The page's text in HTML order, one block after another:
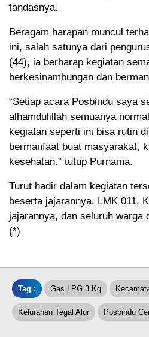
tandasnya.
Beragam harapan muncul
ini, salah satunya dari
(44), ia berharap kegiatan
berkesinambungan dan
“Setiap acara Posbindu saya
alhamdulillah semuanya
kegiatan seperti ini bisa rutin
bermanfaat buat masyarakat,
kesehatan.” tutup Purnama.
Turut hadir dalam kegiatan
beserta jajarannya, LMK 011,
jajarannya, dan seluruh warga
(*)
Tag : Gas LPG 3 Kg
Kelurahan Tegal Alur Posbindu